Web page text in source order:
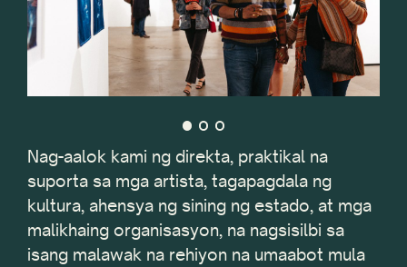
Nag-aalok kami ng direkta, praktikal na
suporta sa mga artista, tagapagdala ng
kultura, ahensya ng sining ng estado, at mga
malikhaing organisasyon, na nagsisilbi sa
isang malawak na rehiyon na umaabot mula